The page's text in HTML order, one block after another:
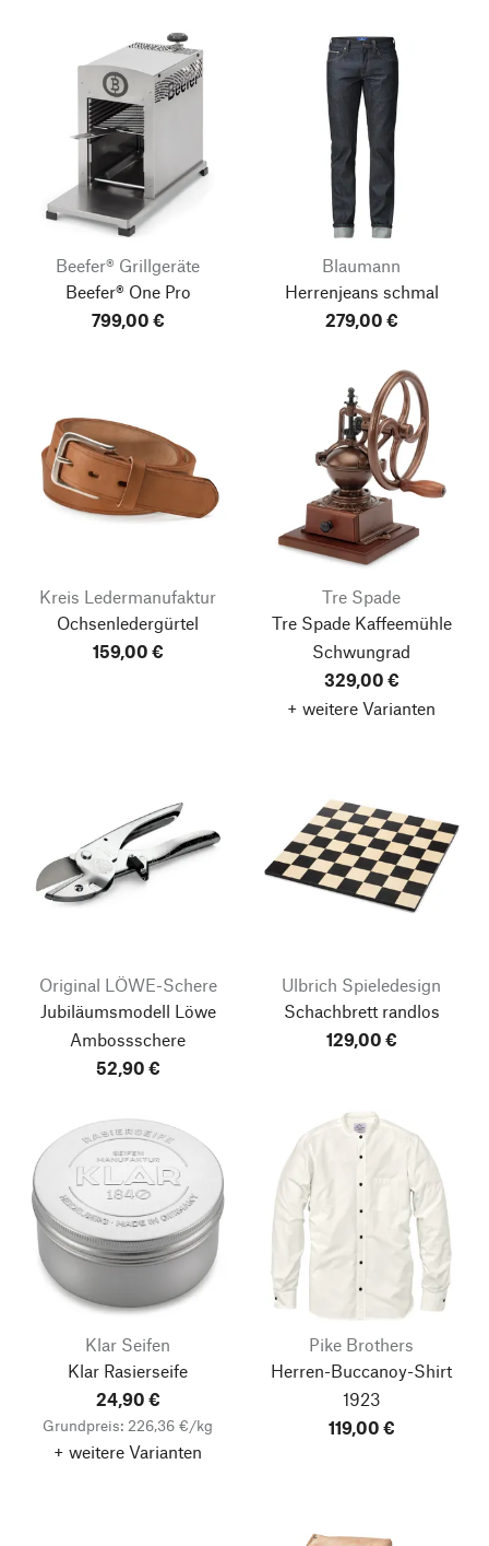
Beefer® Grillgeräte
Beefer® One Pro
799,00 €
Blaumann
Herrenjeans schmal
279,00 €
Kreis Ledermanufaktur
Ochsenledergürtel
159,00 €
Tre Spade
Tre Spade Kaffeemühle
Schwungrad
329,00 €
+ weitere Varianten
Original LÖWE-Schere
Jubiläumsmodell Löwe
Ambossschere
52,90 €
Ulbrich Spieledesign
Schachbrett randlos
129,00 €
Klar Seifen
Klar Rasierseife
24,90 €
Grundpreis: 226,36 €/kg
+ weitere Varianten
Pike Brothers
Herren-Buccanoy-Shirt
1923
119,00 €